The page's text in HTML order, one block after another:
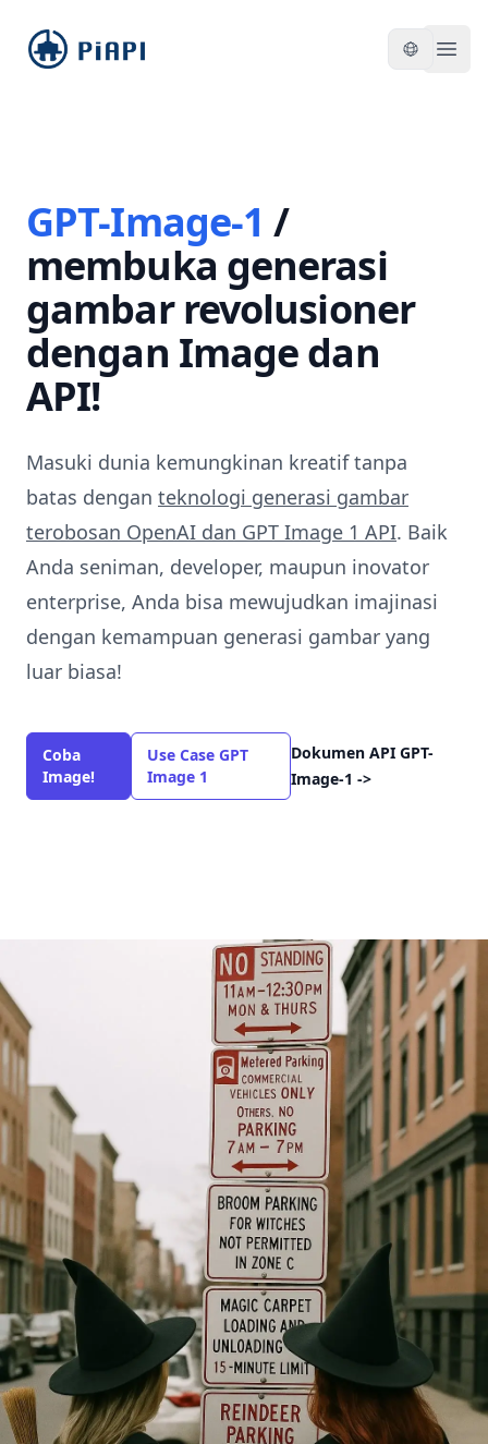
piapi
GPT-Image-1 /
membuka generasi
gambar revolusioner
dengan Image dan
API!
Masuki dunia kemungkinan kreatif tanpa
batas dengan teknologi generasi gambar
terobosan OpenAI dan GPT Image 1 API. Baik
Anda seniman, developer, maupun inovator
enterprise, Anda bisa mewujudkan imajinasi
dengan kemampuan generasi gambar yang
luar biasa!
Coba
Image!
Use Case GPT
Image 1
Dokumen API GPT-
Image-1 ->